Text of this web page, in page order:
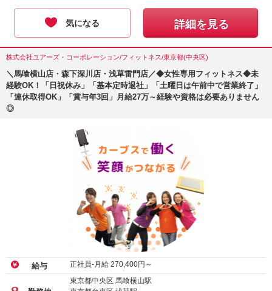
気になる 詳細を見る
株式会社ユアーズ・コーポレーション/フィットネス/東京都(中央区)
＼馬喰横山店・森下深川店・浅草雷門店／◆女性専用フィットネス◆未
経験OK！「日祝休み」「基本定時退社」「土曜日は午前中で営業終了」
「連休取得OK」「賞与年3回」月給27万～経験や資格は必要ありません
◎
給与 正社員-月給 270,400円～
東京都中央区 馬喰横山駅